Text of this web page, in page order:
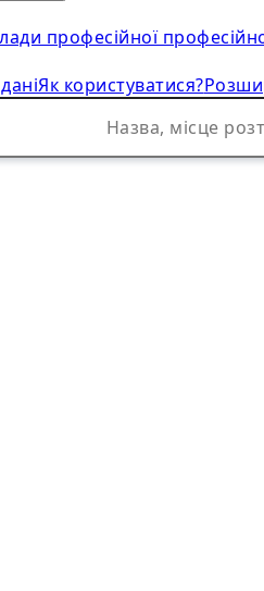
професійної
Як користуватися?